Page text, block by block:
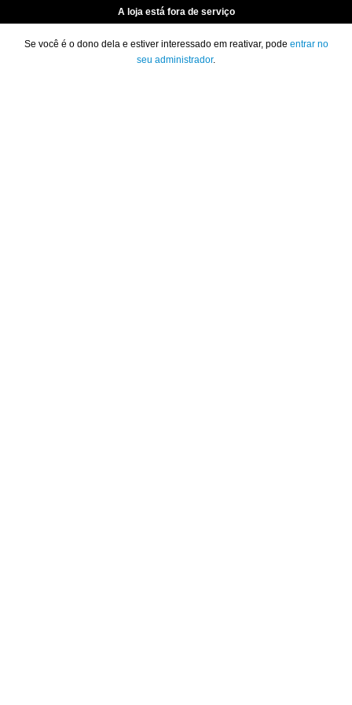
A loja está fora de serviço
Se você é o dono dela e estiver interessado em reativar, pode entrar no
seu administrador.